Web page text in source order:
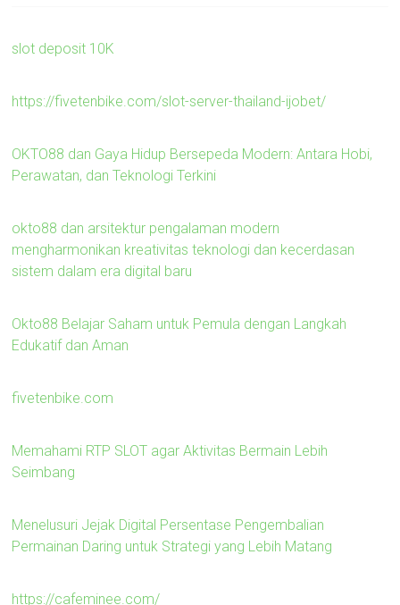
slot deposit 10K
https://fivetenbike.com/slot-server-thailand-ijobet/
OKTO88 dan Gaya Hidup Bersepeda Modern: Antara Hobi,
Perawatan, dan Teknologi Terkini
okto88 dan arsitektur pengalaman modern
mengharmonikan kreativitas teknologi dan kecerdasan
sistem dalam era digital baru
Okto88 Belajar Saham untuk Pemula dengan Langkah
Edukatif dan Aman
fivetenbike.com
Memahami RTP SLOT agar Aktivitas Bermain Lebih
Seimbang
Menelusuri Jejak Digital Persentase Pengembalian
Permainan Daring untuk Strategi yang Lebih Matang
https://cafeminee.com/